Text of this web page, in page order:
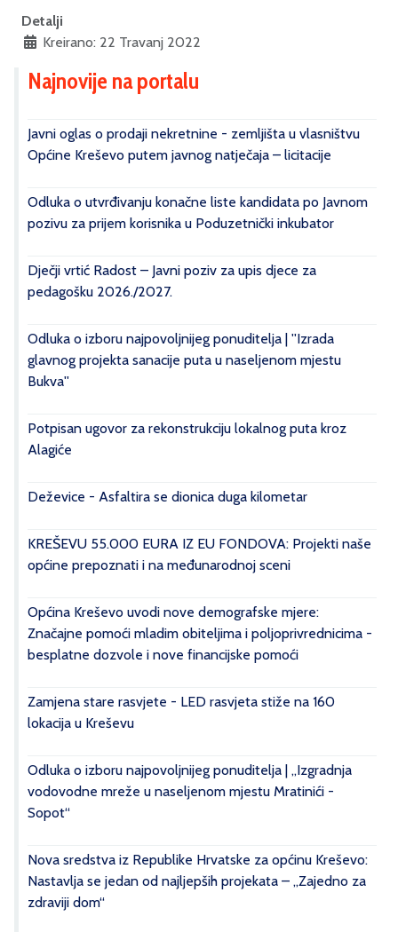
Detalji
Kreirano: 22 Travanj 2022
Najnovije na portalu
Javni oglas o prodaji nekretnine - zemljišta u vlasništvu
Općine Kreševo putem javnog natječaja – licitacije
Odluka o utvrđivanju konačne liste kandidata po Javnom
pozivu za prijem korisnika u Poduzetnički inkubator
Dječji vrtić Radost – Javni poziv za upis djece za
pedagošku 2026./2027.
Odluka o izboru najpovoljnijeg ponuditelja | ''Izrada
glavnog projekta sanacije puta u naseljenom mjestu
Bukva''
Potpisan ugovor za rekonstrukciju lokalnog puta kroz
Alagiće
Deževice - Asfaltira se dionica duga kilometar
KREŠEVU 55.000 EURA IZ EU FONDOVA: Projekti naše
općine prepoznati i na međunarodnoj sceni
Općina Kreševo uvodi nove demografske mjere:
Značajne pomoći mladim obiteljima i poljoprivrednicima -
besplatne dozvole i nove financijske pomoći
Zamjena stare rasvjete - LED rasvjeta stiže na 160
lokacija u Kreševu
Odluka o izboru najpovoljnijeg ponuditelja | „Izgradnja
vodovodne mreže u naseljenom mjestu Mratinići -
Sopot“
Nova sredstva iz Republike Hrvatske za općinu Kreševo:
Nastavlja se jedan od najljepših projekata – „Zajedno za
zdraviji dom“